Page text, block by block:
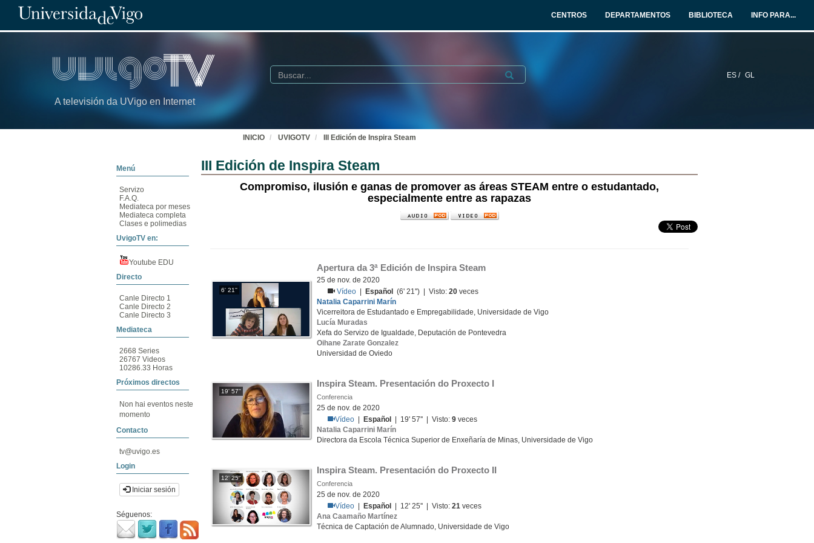
CENTROS DEPARTAMENTOS BIBLIOTECA INFO PARA...
A televisión da UVigo en Internet
ES / GL
Buscar Submit
INICIO UVIGOTV III Edición de Inspira Steam
Menú
Servizo
F.A.Q.
Mediateca por meses
Mediateca completa
Clases e polimedias
UvigoTV en:
Youtube EDU
Directo
Canle Directo 1
Canle Directo 2
Canle Directo 3
Mediateca
2668 Series
26767 Videos
10286.33 Horas
Próximos directos
Non hai eventos neste
momento
Contacto
tv@uvigo.es
Login
Iniciar sesión
Séguenos:
III Edición de Inspira Steam
Compromiso, ilusión e ganas de promover as áreas STEAM entre o estudantado,
especialmente entre as rapazas
6' 21''
Apertura da 3ª Edición de Inspira Steam
25 de nov. de 2020
Vídeo
Español (6' 21'') | Visto:20 veces
Natalia Caparrini Marín
Vicerreitora de Estudantado e Empregabilidade, Universidade de Vigo
Lucía Muradas
Xefa do Servizo de Igualdade, Deputación de Pontevedra
Oihane Zarate Gonzalez
Universidad de Oviedo
19' 57''
Inspira Steam. Presentación do Proxecto I
Conferencia
25 de nov. de 2020
Vídeo
Español | 19' 57'' | Visto:9 veces
Natalia Caparrini Marín
Directora da Escola Técnica Superior de Enxeñaría de Minas, Universidade de Vigo
12' 25''
Inspira Steam. Presentación do Proxecto II
Conferencia
25 de nov. de 2020
Vídeo
Español | 12' 25'' | Visto:21 veces
Ana Caamaño Martínez
Técnica de Captación de Alumnado, Universidade de Vigo